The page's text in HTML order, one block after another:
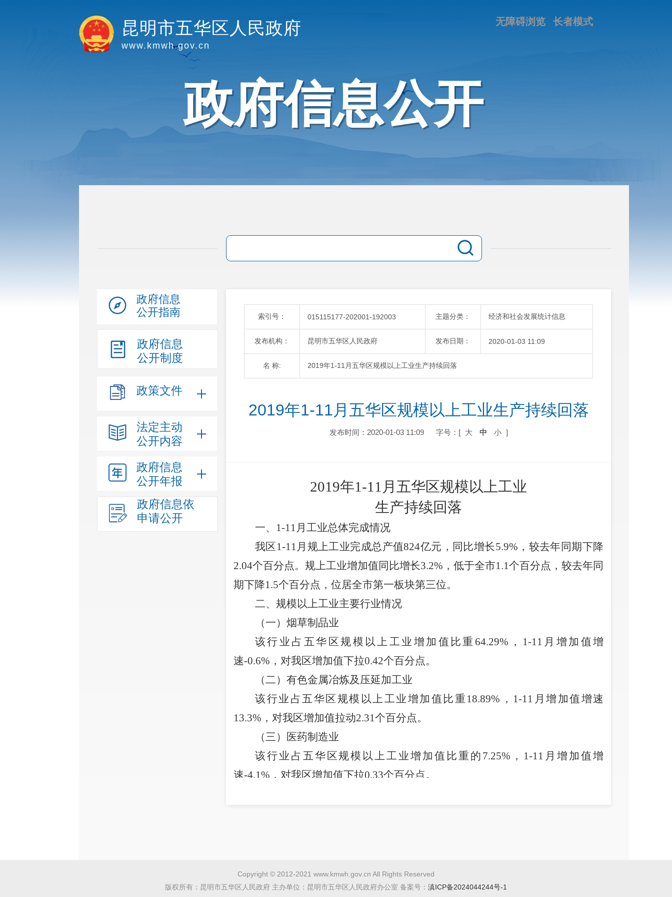
昆明市五华区人民政府
www.kmwh.gov.cn
长者模式
无障碍浏览
政府信息公开
政府信息
公开指南
政府信息
公开制度
政策文件
法定主动
公开内容
政府信息
公开年报
政府信息依
申请公开
索引号： 015115177-202001-192003 主题分类： 经济和社会发展统计信息
发布机构： 昆明市五华区人民政府 发布日期： 2020-01-03 11:09
名 称: 2019年1-11月五华区规模以上工业生产持续回落
2019年1-11月五华区规模以上工业生产持续回落
发布时间：2020-01-03 11:09 字号：[ 大 中 小 ]
2019年1-11月五华区规模以上工业
生产持续回落
一、1-11月工业总体完成情况
我区1-11月规上工业完成总产值824亿元，同比增长5.9%，较去年同期下降
2.04个百分点。规上工业增加值同比增长3.2%，低于全市1.1个百分点，较去年同
期下降1.5个百分点，位居全市第一板块第三位。
二、规模以上工业主要行业情况
（一）烟草制品业
该行业占 五华区规模以上工业增加值比重64.29%， 1-11 月增加值增
速-0.6% ，对我区增加值下拉0.42个百分点。
（二）有色金属冶炼及压延加工业
该行业占五华区规模以上工业增加值比重18.89%，1-11月增加值增速
13.3%，对我区增加值拉动2.31个百分点。
（三）医药制造业
该行业占五华区规模以上工业增加值比重的7.25%，1-11月增加值增
速-4.1%，对我区增加值下拉0.33个百分点。
（一）大中型企业增长乏力。1-11月占全区工业增加值95%以上的大中型企
业，同比增长2.9%，低于全区0.3百分点，大中型企业增长乏力导致我区工业经
Copyright © 2012-2021 www.kmwh.gov.cn All Rights Reserved
版权所有：昆明市五华区人民政府 主办单位：昆明市五华区人民政府办公室 备案号： 滇ICP备2024044244号-1